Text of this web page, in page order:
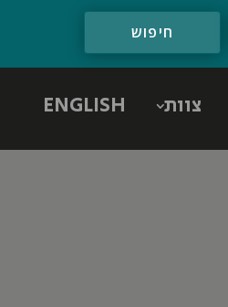
צוות ENGLISH